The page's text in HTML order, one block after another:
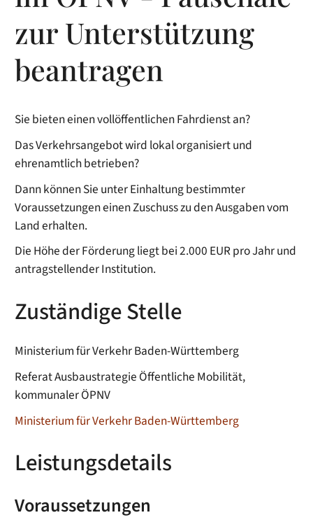
zur Unterstützung
beantragen
Sie bieten einen vollöffentlichen Fahrdienst an?
Das Verkehrsangebot wird lokal organisiert und
ehrenamtlich betrieben?
Dann können Sie unter Einhaltung bestimmter
Voraussetzungen einen Zuschuss zu den Ausgaben vom
Land erhalten.
Die Höhe der Förderung liegt bei 2.000 EUR pro Jahr und
antragstellender Institution.
Zuständige Stelle
Ministerium für Verkehr Baden-Württemberg
Referat Ausbaustrategie Öffentliche Mobilität,
kommunaler ÖPNV
Ministerium für Verkehr Baden-Württemberg
Leistungsdetails
Voraussetzungen